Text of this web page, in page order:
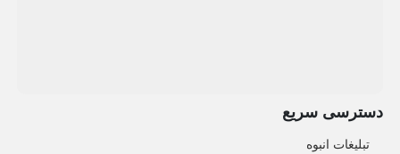
دسترسی سریع
تبلیغات انبوه